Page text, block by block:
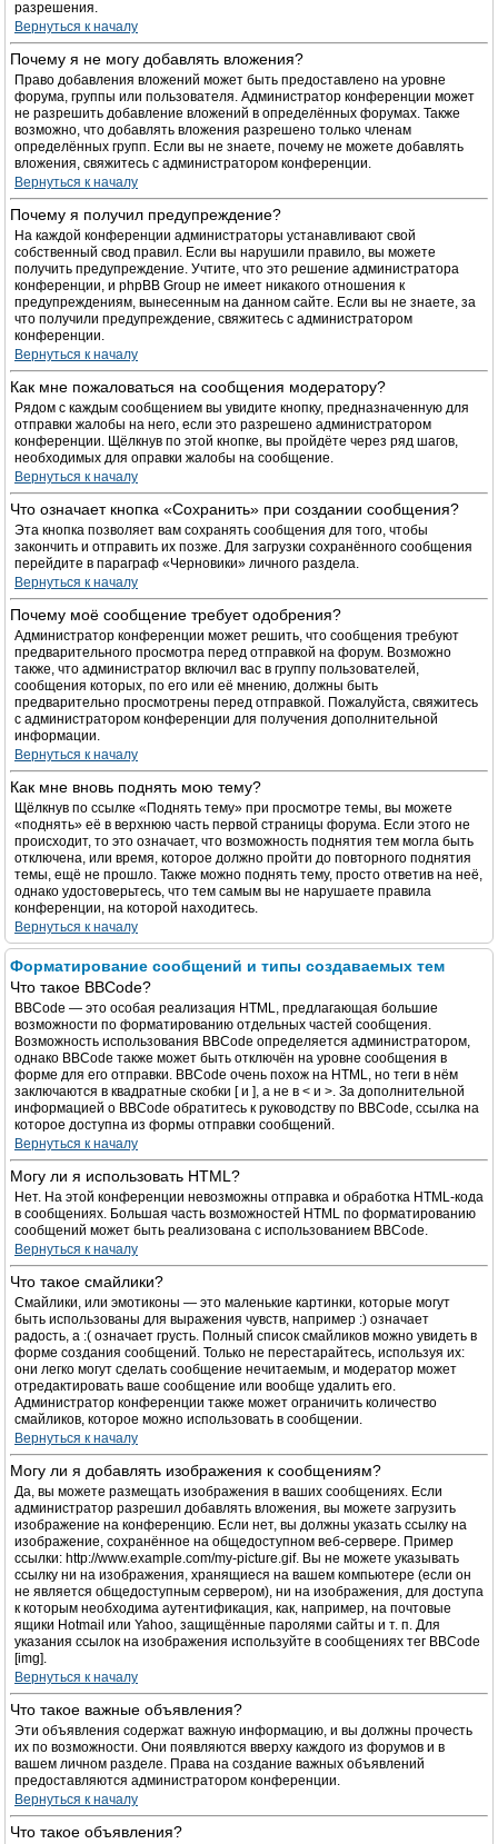
разрешения.
Вернуться к началу
Почему я не могу добавлять вложения?
Право добавления вложений может быть предоставлено на уровне
форума, группы или пользователя. Администратор конференции может
не разрешить добавление вложений в определённых форумах. Также
возможно, что добавлять вложения разрешено только членам
определённых групп. Если вы не знаете, почему не можете добавлять
вложения, свяжитесь с администратором конференции.
Вернуться к началу
Почему я получил предупреждение?
На каждой конференции администраторы устанавливают свой
собственный свод правил. Если вы нарушили правило, вы можете
получить предупреждение. Учтите, что это решение администратора
конференции, и phpBB Group не имеет никакого отношения к
предупреждениям, вынесенным на данном сайте. Если вы не знаете, за
что получили предупреждение, свяжитесь с администратором
конференции.
Вернуться к началу
Как мне пожаловаться на сообщения модератору?
Рядом с каждым сообщением вы увидите кнопку, предназначенную для
отправки жалобы на него, если это разрешено администратором
конференции. Щёлкнув по этой кнопке, вы пройдёте через ряд шагов,
необходимых для оправки жалобы на сообщение.
Вернуться к началу
Что означает кнопка «Сохранить» при создании сообщения?
Эта кнопка позволяет вам сохранять сообщения для того, чтобы
закончить и отправить их позже. Для загрузки сохранённого сообщения
перейдите в параграф «Черновики» личного раздела.
Вернуться к началу
Почему моё сообщение требует одобрения?
Администратор конференции может решить, что сообщения требуют
предварительного просмотра перед отправкой на форум. Возможно
также, что администратор включил вас в группу пользователей,
сообщения которых, по его или её мнению, должны быть
предварительно просмотрены перед отправкой. Пожалуйста, свяжитесь
с администратором конференции для получения дополнительной
информации.
Вернуться к началу
Как мне вновь поднять мою тему?
Щёлкнув по ссылке «Поднять тему» при просмотре темы, вы можете
«поднять» её в верхнюю часть первой страницы форума. Если этого не
происходит, то это означает, что возможность поднятия тем могла быть
отключена, или время, которое должно пройти до повторного поднятия
темы, ещё не прошло. Также можно поднять тему, просто ответив на неё,
однако удостоверьтесь, что тем самым вы не нарушаете правила
конференции, на которой находитесь.
Вернуться к началу
Форматирование сообщений и типы создаваемых тем
Что такое BBCode?
BBCode — это особая реализация HTML, предлагающая большие
возможности по форматированию отдельных частей сообщения.
Возможность использования BBCode определяется администратором,
однако BBCode также может быть отключён на уровне сообщения в
форме для его отправки. BBCode очень похож на HTML, но теги в нём
заключаются в квадратные скобки [ и ], а не в < и >. За дополнительной
информацией о BBCode обратитесь к руководству по BBCode, ссылка на
которое доступна из формы отправки сообщений.
Вернуться к началу
Могу ли я использовать HTML?
Нет. На этой конференции невозможны отправка и обработка HTML-кода
в сообщениях. Большая часть возможностей HTML по форматированию
сообщений может быть реализована с использованием BBCode.
Вернуться к началу
Что такое смайлики?
Смайлики, или эмотиконы — это маленькие картинки, которые могут
быть использованы для выражения чувств, например :) означает
радость, а :( означает грусть. Полный список смайликов можно увидеть в
форме создания сообщений. Только не перестарайтесь, используя их:
они легко могут сделать сообщение нечитаемым, и модератор может
отредактировать ваше сообщение или вообще удалить его.
Администратор конференции также может ограничить количество
смайликов, которое можно использовать в сообщении.
Вернуться к началу
Могу ли я добавлять изображения к сообщениям?
Да, вы можете размещать изображения в ваших сообщениях. Если
администратор разрешил добавлять вложения, вы можете загрузить
изображение на конференцию. Если нет, вы должны указать ссылку на
изображение, сохранённое на общедоступном веб-сервере. Пример
ссылки: http://www.example.com/my-picture.gif. Вы не можете указывать
ссылку ни на изображения, хранящиеся на вашем компьютере (если он
не является общедоступным сервером), ни на изображения, для доступа
к которым необходима аутентификация, как, например, на почтовые
ящики Hotmail или Yahoo, защищённые паролями сайты и т. п. Для
указания ссылок на изображения используйте в сообщениях тег BBCode
[img].
Вернуться к началу
Что такое важные объявления?
Эти объявления содержат важную информацию, и вы должны прочесть
их по возможности. Они появляются вверху каждого из форумов и в
вашем личном разделе. Права на создание важных объявлений
предоставляются администратором конференции.
Вернуться к началу
Что такое объявления?